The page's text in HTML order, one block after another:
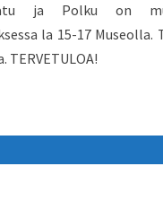
ja Polku on
la 15-17